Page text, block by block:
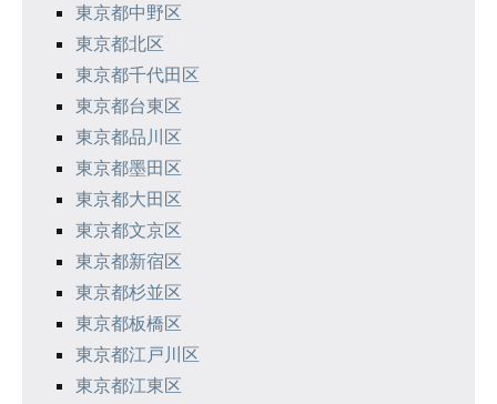
東京都中野区
東京都北区
東京都千代田区
東京都台東区
東京都品川区
東京都墨田区
東京都大田区
東京都文京区
東京都新宿区
東京都杉並区
東京都板橋区
東京都江戸川区
東京都江東区